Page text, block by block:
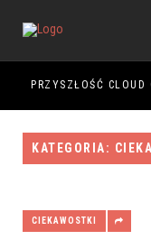
PRZYSZŁOŚĆ CLOUD
KATEGORIA:
CIEKAWOSTKI